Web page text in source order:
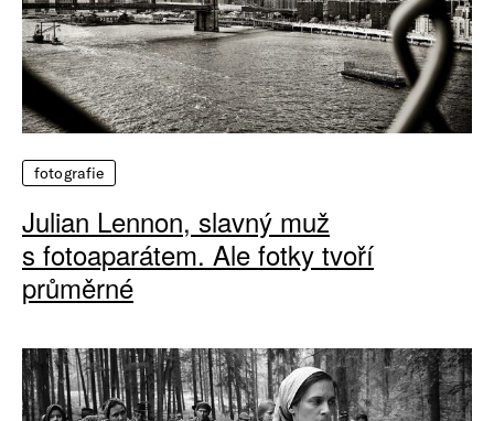
fotografie
Julian Lennon, slavný muž
s fotoaparátem. Ale fotky tvoří
průměrné